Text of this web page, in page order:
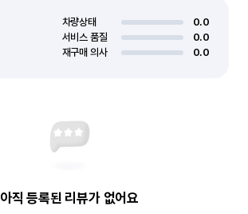
차량상태
0.0
서비스 품질
0.0
재구매 의사
0.0
아직 등록된 리뷰가 없어요